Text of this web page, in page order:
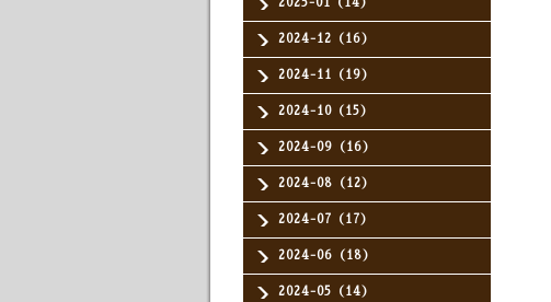
2025-01（14）
2024-12（16）
2024-11（19）
2024-10（15）
2024-09（16）
2024-08（12）
2024-07（17）
2024-06（18）
2024-05（14）